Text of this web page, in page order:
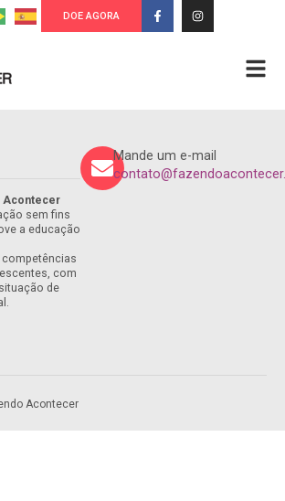
DOE AGORA
Acontecer
sem fins
a educação
com
de
Mande um e-mail
Acontecer